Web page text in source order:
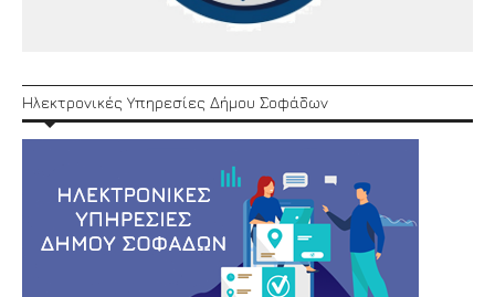
Ηλεκτρονικές Υπηρεσίες Δήμου Σοφάδων